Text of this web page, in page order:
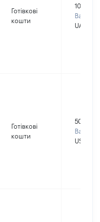
Готівкові
кошти
100000
Валюта:
UAH
Готівкові
кошти
5000
Валюта:
USD